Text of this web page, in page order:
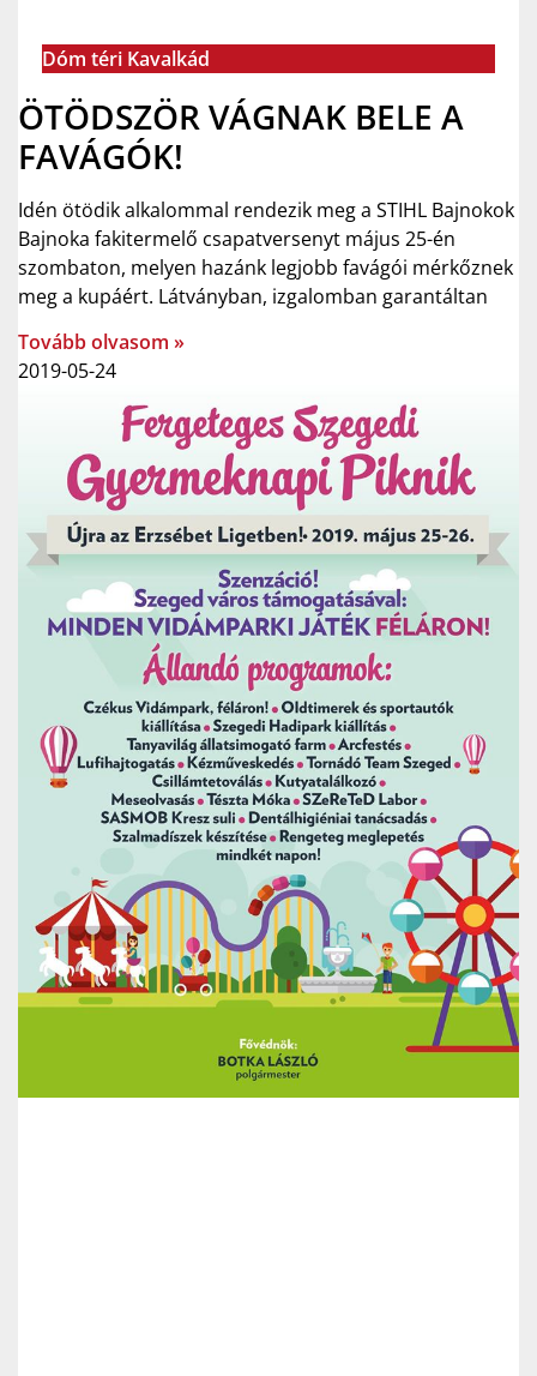
Dóm téri Kavalkád
ÖTÖDSZÖR VÁGNAK BELE A
FAVÁGÓK!
Idén ötödik alkalommal rendezik meg a STIHL Bajnokok
Bajnoka fakitermelő csapatversenyt május 25-én
szombaton, melyen hazánk legjobb favágói mérkőznek
meg a kupáért. Látványban, izgalomban garantáltan
Tovább olvasom »
2019-05-24